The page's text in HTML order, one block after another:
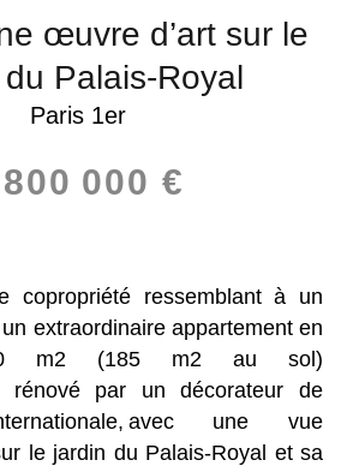
œuvre d’art sur le
Palais-Royal
Paris 1er
000 €
copropriété ressemblant à un
extraordinaire appartement en
m2 (185 m2 au sol)
rénové par un décorateur de
avec une vue
le jardin du Palais-Royal et sa